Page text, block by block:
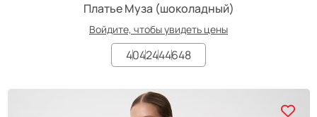
Платье Муза (шоколадный)
Войдите, чтобы увидеть цены
4042444648